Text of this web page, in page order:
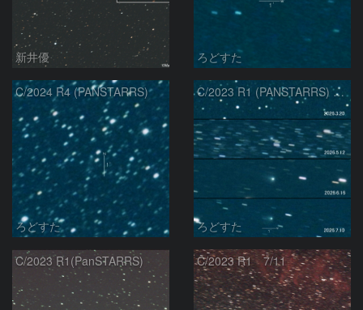
新井優 ろどすた
C/2024 R4 (PANSTARRS)
ろどすた
C/2023 R1 (PANSTARRS) の変化
ろどすた
C/2023 R1(PanSTARRS) C/2023 R1 7/11